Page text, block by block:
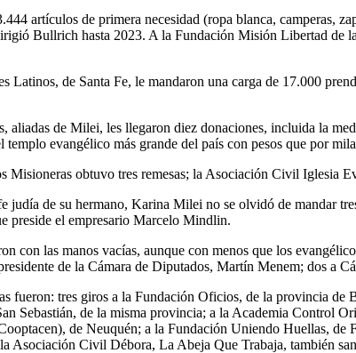
artículos de primera necesidad (ropa blanca, camperas,
Bullrich hasta 2023. A la Fundación Misión Libertad de
Latinos, de Santa Fe, le mandaron una carga de 17.000
aliadas de Milei, les llegaron diez donaciones, incluida la
templo evangélico más grande del país con pesos que por
Misioneras obtuvo tres remesas; la Asociación Civil Iglesia
judía de su hermano, Karina Milei no se olvidó de mandar
preside el empresario Marcelo Mindlin.
con las manos vacías, aunque con menos que los
de la Cámara de Diputados, Martín Menem; dos a
fueron: tres giros a la Fundación Oficios, de la provincia
Sebastián, de la misma provincia; a la Academia Control
de Neuquén; a la Fundación Uniendo Huellas,
Asociación Civil Débora, La Abeja Que Trabaja, también